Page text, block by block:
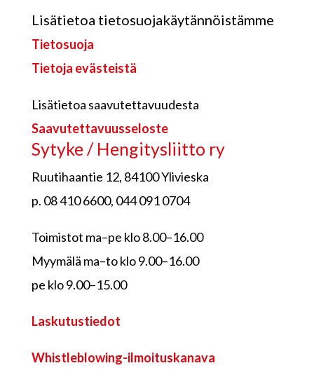
Lisätietoa tietosuojakäytännöistämme
Tietosuoja
Tietoja evästeistä
Lisätietoa saavutettavuudesta
Saavutettavuusseloste
Sytyke / Hengitysliitto ry
Ruutihaantie 12, 84100 Ylivieska
p. 08 410 6600, 044 091 0704
Toimistot ma–pe klo 8.00–16.00
Myymälä ma–to klo 9.00–16.00
pe klo 9.00–15.00
Laskutustiedot
Whistleblowing-ilmoituskanava